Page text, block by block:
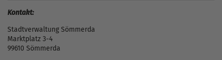
Kontakt:
Stadtverwaltung Sömmerda
Marktplatz 3-4
99610 Sömmerda